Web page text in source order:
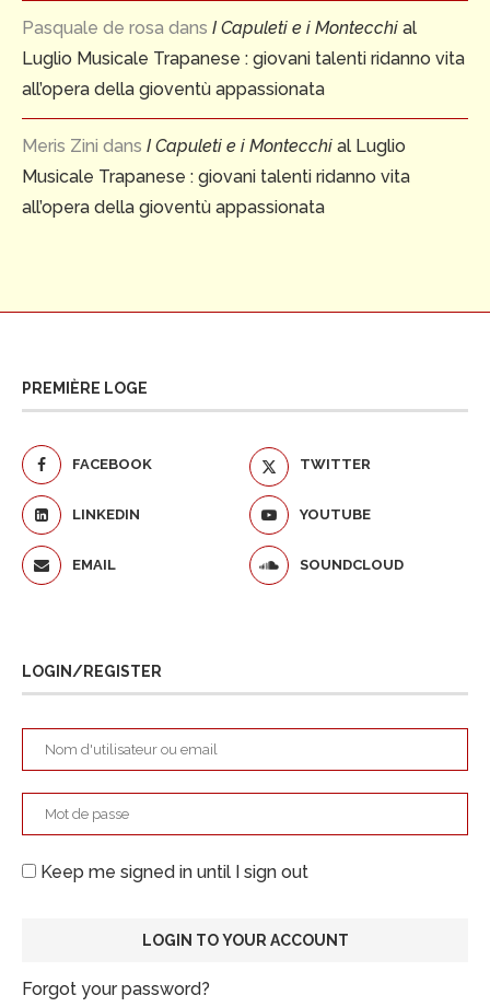
Pasquale de rosa dans I Capuleti e i Montecchi al
Luglio Musicale Trapanese : giovani talenti ridanno vita
all’opera della gioventù appassionata
Meris Zini dans I Capuleti e i Montecchi al Luglio
Musicale Trapanese : giovani talenti ridanno vita
all’opera della gioventù appassionata
PREMIÈRE LOGE
FACEBOOK TWITTER
LINKEDIN YOUTUBE
EMAIL SOUNDCLOUD
LOGIN/REGISTER
Keep me signed in until I sign out
Forgot your password?